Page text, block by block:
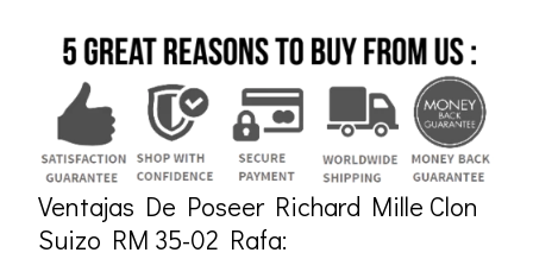
Ventajas De Poseer Richard Mille Clon
Suizo RM 35-02 Rafa: